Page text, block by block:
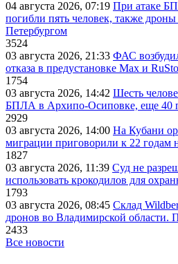
04 августа 2026, 07:19 При атаке
погибли пять человек, также дроны
Петербургом
3524
03 августа 2026, 21:33 ФАС
отказа в предустановке Max и
1754
03 августа 2026, 14:42 Шесть
БПЛА в Архипо-Осиповке, еще 40
2929
03 августа 2026, 14:00 На Кубани
миграции приговорили к 22 годам
1827
03 августа 2026, 11:39 Суд не
использовать крокодилов для
1793
03 августа 2026, 08:45 Склад
дронов во Владимирской области.
2433
Все новости